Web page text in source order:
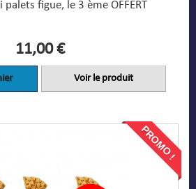
figue, le 3 ème OFFERT
11,00 €
Voir le produit
PROMO !